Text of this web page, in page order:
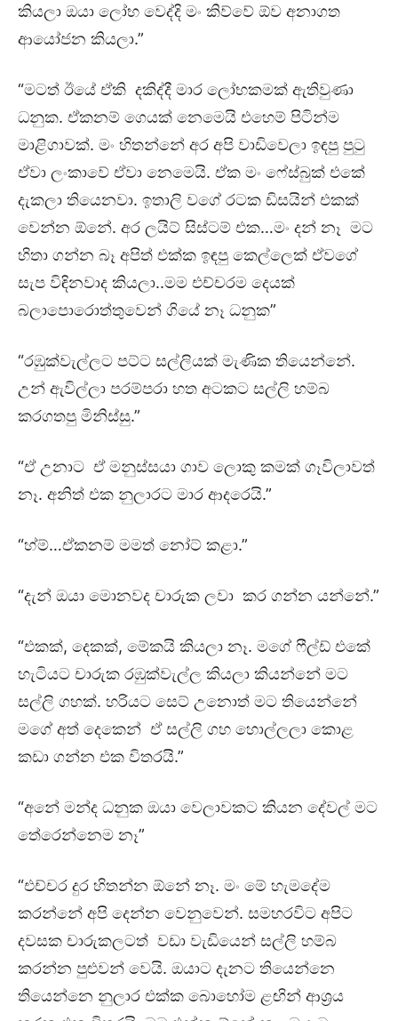
කියලා ඔයා ලෝභ වෙද්දි මං කිව්වේ ඕව අනාගත
ආයෝජන කියලා.”
“මටත් ඊයේ ඒකි දකිද්දී මාර ලෝභකමක් ඇතිවුණා
ධනුක. ඒකනම් ගෙයක් නෙමෙයි එහෙම් පිටින්ම
මාළිගාවක්. මං හිතන්නේ අර අපි වාඩිවෙලා ඉඳපු පුටු
ඒවා ලංකාවේ ඒවා නෙමෙයි. ඒක මං ෆේස්බුක් එකේ
දැකලා තියෙනවා. ඉතාලි වගේ රටක ඩිසයින් එකක්
වෙන්න ඕනේ. අර ලයිට් සිස්ටම් එක…මං දන් නෑ මට
හිතා ගන්න බෑ අපිත් එක්ක ඉඳපු කෙල්ලෙක් ඒවගේ
සැප විඳිනවාද කියලා..මම එච්චරම දෙයක්
බලාපොරොත්තුවෙන් ගියේ නෑ ධනුක”
“රඹුක්වැල්ලට පට්ට සල්ලියක් මැණික තියෙන්නේ.
උන් ඇවිල්ලා පරම්පරා හත අටකට සල්ලි හම්බ
කරගතපු මිනිස්සු.”
“ඒ උනාට ඒ මනුස්සයා ගාව ලොකු කමක් ගෑවිලාවත්
නෑ. අනිත් එක නුලාරට මාර ආදරෙයි.”
“හ්ම්…ඒකනම් මමත් නෝට් කළා.”
“දැන් ඔයා මොනවද චාරුක ලවා කර ගන්න යන්නේ.”
“එකක්, දෙකක්, මේකයි කියලා නෑ. මගේ ෆීල්ඩ් එකේ
හැටියට චාරුක රඹුක්වැල්ල කියලා කියන්නේ මට
සල්ලි ගහක්. හරියට සෙට් උනොත් මට තියෙන්නේ
මගේ අත් දෙකෙන් ඒ සල්ලි ගහ හොල්ලලා කොළ
කඩා ගන්න එක විතරයි.”
“අනේ මන්ද ධනුක ඔයා වෙලාවකට කියන දේවල් මට
තේරෙන්නෙම නෑ”
“එච්චර දුර හිතන්න ඕනේ නෑ. මං මේ හැමදේම
කරන්නේ අපි දෙන්න වෙනුවෙන්. සමහරවිට අපිට
දවසක චාරුකලටත් වඩා වැඩියෙන් සල්ලි හම්බ
කරන්න පුළුවන් වෙයි. ඔයාට දැනට තියෙන්නෙ
තියෙන්නෙ නුලාර එක්ක බොහෝම ළඟින් ආශ්‍රය